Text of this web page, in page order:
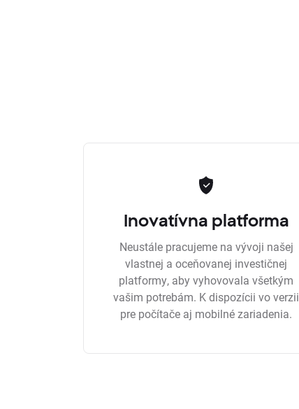
Inovatívna platforma
Neustále pracujeme na vývoji našej
vlastnej a oceňovanej investičnej
platformy, aby vyhovovala všetkým
vašim potrebám. K dispozícii vo verzii
pre počítače aj mobilné zariadenia.